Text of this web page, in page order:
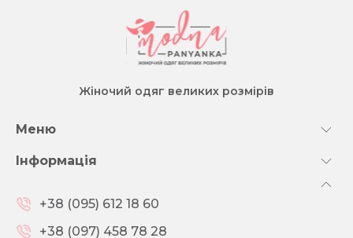
Жіночий одяг великих розмірів
Меню
Інформація
+38 (095) 612 18 60
+38 (097) 458 78 28